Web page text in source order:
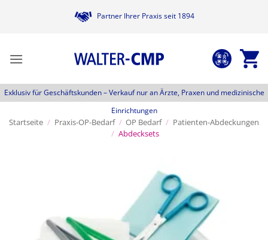
Partner Ihrer Praxis seit 1894
Exklusiv für Geschäftskunden –Verkauf nur an Ärzte, Praxen und medizinische
Einrichtungen
Startseite / Praxis-OP-Bedarf / OP Bedarf / Patienten-Abdeckungen
/ Abdecksets